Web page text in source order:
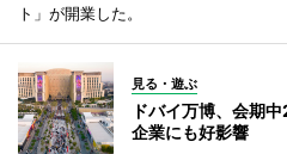
ト」が開業した。
見る・遊ぶ
ドバイ万博、会期
企業にも好影響